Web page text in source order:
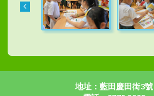
地址：藍田慶田街3號